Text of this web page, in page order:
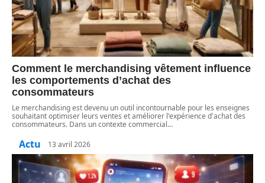
Comment le merchandising vêtement influence
les comportements d’achat des
consommateurs
Le merchandising est devenu un outil incontournable pour les enseignes
souhaitant optimiser leurs ventes et améliorer l'expérience d'achat des
consommateurs. Dans un contexte commercial…
Actu 13 avril 2026